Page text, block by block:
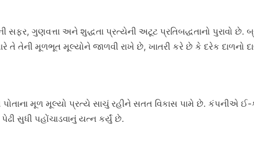
ગુણવત્તા અને શુદ્ધતા પ્રત્યેની અટૂટ પ્રતિબદ્ધતાનો પુરાવો છે.
તે તેની મૂળભૂત મૂલ્યોને જાળવી રાખે છે, ખાતરી કરે છે કે દરેક દાળનો
પોતાના મૂળ મૂલ્યો પ્રત્યે સાચું રહીને સતત વિકાસ પામે છે. કંપનીએ
સુધી પહોંચાડવાનું યત્ન કર્યું છે.